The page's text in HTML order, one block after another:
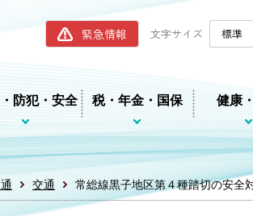
筑西市ホームページ
緊急情報 文字サイズ 標準
防犯・安全 税・年金・国保 健康
交通 常総線黒子地区第４種踏切の安全